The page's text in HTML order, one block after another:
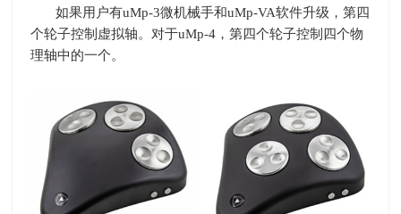
如果用户有uMp-3微机械手和uMp-VA软件升级，第四
个轮子控制虚拟轴。对于uMp-4，第四个轮子控制四个物
理轴中的一个。